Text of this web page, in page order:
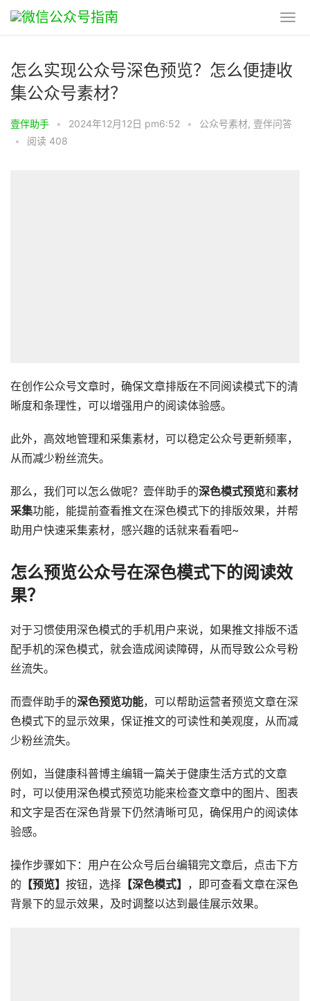
怎么实现公众号深色预览？怎么便捷收
集公众号素材？
壹伴助手 • 2024年12月12日 pm6:52 • 公众号素材, 壹伴问答
•
阅读 408
在创作公众号文章时，确保文章排版在不同阅读模式下的清
晰度和条理性，可以增强用户的阅读体验感。
此外，高效地管理和采集素材，可以稳定公众号更新频率，
从而减少粉丝流失。
那么，我们可以怎么做呢？壹伴助手的深色模式预览和素材
采集功能，能提前查看推文在深色模式下的排版效果，并帮
助用户快速采集素材，感兴趣的话就来看看吧~
怎么预览公众号在深色模式下的阅读效
果？
对于习惯使用深色模式的手机用户来说，如果推文排版不适
配手机的深色模式，就会造成阅读障碍，从而导致公众号粉
丝流失。
而壹伴助手的深色预览功能，可以帮助运营者预览文章在深
色模式下的显示效果，保证推文的可读性和美观度，从而减
少粉丝流失。
例如，当健康科普博主编辑一篇关于健康生活方式的文章
时，可以使用深色模式预览功能来检查文章中的图片、图表
和文字是否在深色背景下仍然清晰可见，确保用户的阅读体
验感。
操作步骤如下：用户在公众号后台编辑完文章后，点击下方
的 【预览】 按钮，选择 【深色模式】
，即可查看文章在深色
背景下的显示效果，及时调整以达到最佳展示效果。